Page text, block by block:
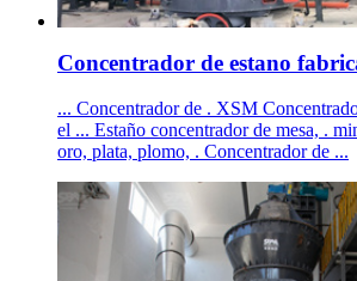
Concentrador de estano
... Concentrador de . XSM
el ... Estaño concentrador de mesa, .
oro, plata, plomo, . Concentrador de ...